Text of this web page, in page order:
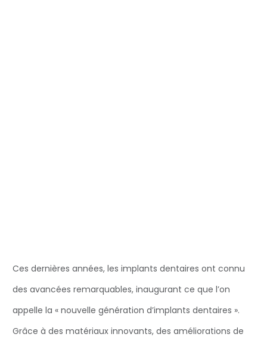
Ces dernières années, les implants dentaires ont connu
des avancées remarquables, inaugurant ce que l’on
appelle la « nouvelle génération d’implants dentaires ».
Grâce à des matériaux innovants, des améliorations de